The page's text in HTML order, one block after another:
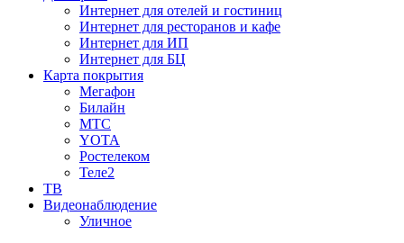
Интернет для отелей и гостиниц
Интернет для ресторанов и кафе
Интернет для ИП
Интернет для БЦ
Карта покрытия
Мегафон
Билайн
МТС
YOTA
Ростелеком
Теле2
ТВ
Видеонаблюдение
Уличное